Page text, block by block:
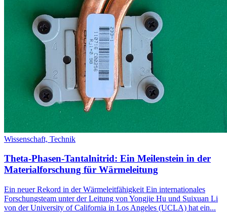
Wissenschaft, Technik
Theta-Phasen-Tantalnitrid: Ein Meilenstein in der
Materialforschung für Wärmeleitung
Ein neuer Rekord in der Wärmeleitfähigkeit Ein internationales
Forschungsteam unter der Leitung von Yongjie Hu und Suixuan Li
von der University of California in Los Angeles (UCLA) hat ein...